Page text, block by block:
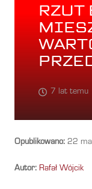
RZUT
7 lat temu
Opublikowano: 22
Autor: Rafał Wójcik